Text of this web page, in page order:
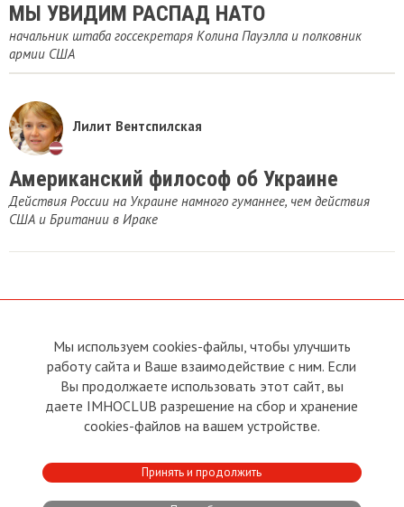
МЫ УВИДИМ РАСПАД НАТО
начальник штаба госсекретаря Колина Пауэлла и полковник
армии США
Лилит Вентспилская
Американский философ об Украине
Действия России на Украине намного гуманнее, чем действия
США и Британии в Ираке
О сайте
Условия пользования
Политика конфиденциальности
Прямая связь с
Председателем
Прямая связь c членами клуба
Реклама
Контакты
Club
Мы используем cookies-файлы, чтобы улучшить
работу сайта и Ваше взаимодействие с ним. Если
Вы продолжаете использовать этот сайт, вы
даете IMHOCLUB разрешение на сбор и хранение
cookies-файлов на вашем устройстве.
Принять и продолжить